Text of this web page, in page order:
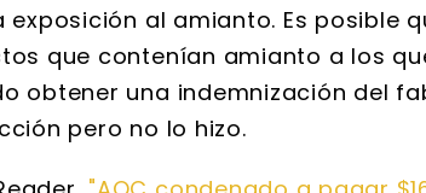
al amianto. Es posible
que contenían amianto a los
obtener una indemnización del
pero no lo hizo.